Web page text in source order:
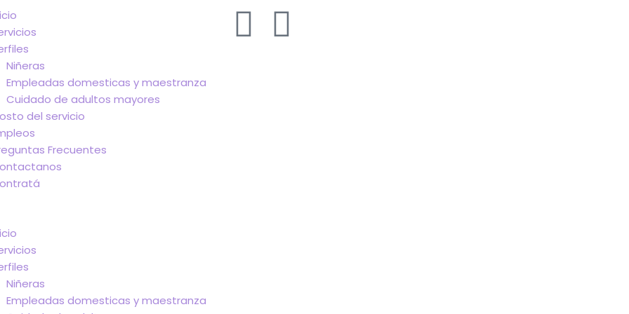
Niñeras
Empleadas domesticas y maestranza
Cuidado de adultos mayores
del servicio
Frecuentes
Niñeras
Empleadas domesticas y maestranza
WI